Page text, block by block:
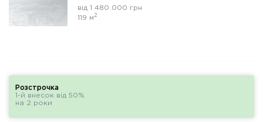
від 1 480 000 грн
119 м 2
Розстрочка
1-й внесок від 50%
на 2 роки